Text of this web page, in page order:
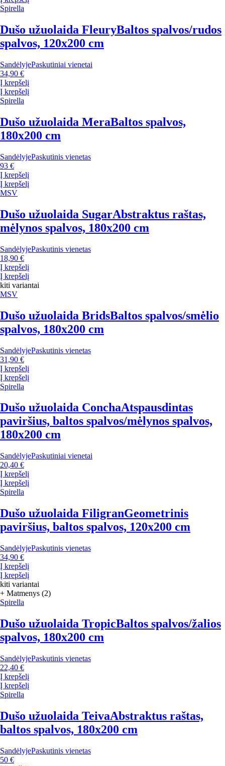
Spirella
Dušo užuolaida FleuryBaltos spalvos/rudos
spalvos, 120x200 cm
SandėlyjePaskutiniai vienetai
34,90 €
Į krepšelį
Į krepšelį
Spirella
Dušo užuolaida MeraBaltos spalvos,
180x200 cm
SandėlyjePaskutinis vienetas
93 €
Į krepšelį
Į krepšelį
MSV
Dušo užuolaida SugarAbstraktus raštas,
mėlynos spalvos, 180x200 cm
SandėlyjePaskutinis vienetas
18,90 €
Į krepšelį
Į krepšelį
kiti variantai
MSV
Dušo užuolaida BridsBaltos spalvos/smėlio
spalvos, 180x200 cm
SandėlyjePaskutinis vienetas
31,90 €
Į krepšelį
Į krepšelį
Spirella
Dušo užuolaida ConchaAtspausdintas
paviršius, baltos spalvos/mėlynos spalvos,
180x200 cm
SandėlyjePaskutiniai vienetai
20,40 €
Į krepšelį
Į krepšelį
Spirella
Dušo užuolaida FiligranGeometrinis
paviršius, baltos spalvos, 120x200 cm
SandėlyjePaskutinis vienetas
34,90 €
Į krepšelį
Į krepšelį
kiti variantai
+ Matmenys (2)
Spirella
Dušo užuolaida TropicBaltos spalvos/žalios
spalvos, 180x200 cm
SandėlyjePaskutinis vienetas
22,40 €
Į krepšelį
Į krepšelį
Spirella
Dušo užuolaida TeivaAbstraktus raštas,
baltos spalvos, 180x200 cm
SandėlyjePaskutinis vienetas
50 €